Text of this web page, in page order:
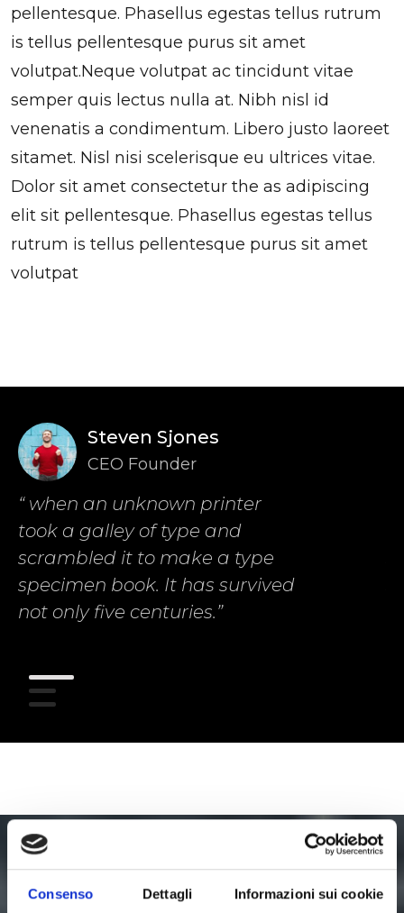
Consenso Dettagli Informazioni sui cookie
pellentesque. Phasellus egestas tellus rutrum
is tellus pellentesque purus sit amet
volutpat.Neque volutpat ac tincidunt vitae
semper quis lectus nulla at. Nibh nisl id
venenatis a condimentum. Libero justo laoreet
sitamet. Nisl nisi scelerisque eu ultrices vitae.
Dolor sit amet consectetur the as adipiscing
elit sit pellentesque. Phasellus egestas tellus
rutrum is tellus pellentesque purus sit amet
volutpat
Steven Sjones
CEO Founder
“ when an unknown printer
took a galley of type and
scrambled it to make a type
specimen book. It has survived
not only five centuries.”